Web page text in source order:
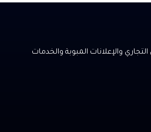
والإعلانات المبوبة والخدمات